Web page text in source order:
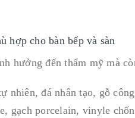
hợp cho bàn bếp và sàn
hưởng đến thẩm mỹ mà
nhiên, đá nhân tạo, gỗ
gạch porcelain, vinyle